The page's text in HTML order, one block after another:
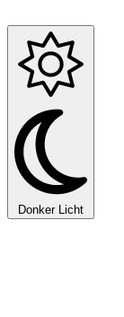
Donker Licht